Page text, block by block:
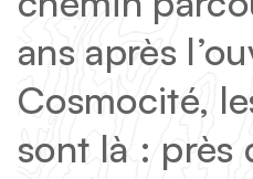
ans après
Cosmocité,
sont là :